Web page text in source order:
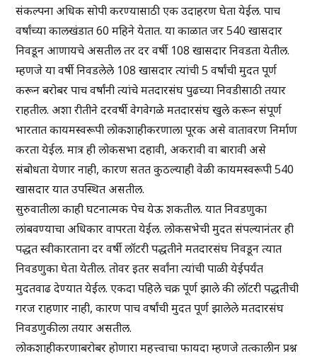
संकल्पना अधिक सोपी करण्यासाठी एक उदाहरण घेता येईल. पाच
वर्षांच्या कालखंडात 60 महिने येतात. या काळात जर 540 खासदार
निवडून आणायचे असतील तर दर वर्षी 108 खासदार निवडता येतील.
म्हणजे या वर्षी निवडलेले 108 खासदार त्यांची 5 वर्षांची मुदत पूर्ण
करून बरोबर पाच वर्षांनी त्यांचे मतदारसंघ पुढच्या निवडीसाठी तयार
राहतील. अशा रीतीने दरवर्षी वेगवेगळे मतदारसंघ खुले करून संपूर्ण
भारतात कायमस्वरूपी लोकशाहीकरणाला पूरक असे वातावरण निर्माण
करता येईल. मात्र ही लोकसभा दहावी, अकरावी वा बारावी असे
संबोधता येणार नाही, कारण सतत कुठल्याही वेळी कायमस्वरूपी 540
खासदार यात उपस्थित असतील.
सुरुवातीला काही घटनात्मक पेच येऊ शकतील. यात निवडणुका
लांबवण्याचा अधिकार वापरता येईल. लोकसभेची मुदत संपल्यानंतर ही
पद्धत स्वीकारताना दर वर्षी लॉटरी पद्धतीने मतदारसंघ निवडून त्यात
निवडणुका घेता येतील. तोवर इतर सर्वांना त्यांची पाळी येईपर्यंत
मुदतवाढ देण्यात येईल. एकदा पहिले चक्र पूर्ण झाले की लॉटरी पद्धतीची
गरज राहणार नाही, कारण पाच वर्षांची मुदत पूर्ण झालेले मतदारसंघ
निवडणुकीला तयार असतील.
लोकशाहीकरणाबरोबर होणारा महत्त्वाचा फायदा म्हणजे तत्कालीन प्रश्न